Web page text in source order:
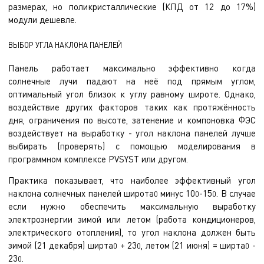
размерах, но поликристаллические (КПД от 12 до 17%)
модули дешевле.
ВЫБОР УГЛА НАКЛОНА ПАНЕЛЕЙ
Панель работает максимально эффективно когда
солнечные лучи падают на неё под прямым углом,
оптимальный угол близок к углу равному широте. Однако,
воздействие других факторов таких как протяжённость
дня, ограничения по высоте, затенение и компоновка ФЭС
воздействует на выработку - угол наклона панелей лучше
выбирать (проверять) с помощью моделирования в
программном комплексе PVSYST или другом.
Практика показывает, что наиболее эффективный угол
наклона солнечных панелей широта0 минус 100-150
. В случае
если нужно обеспечить максимальную выработку
электроэнергии зимой или летом (работа кондиционеров,
электрического отопления), то угол наклона должен быть
зимой (21 декабря) ширта0 + 230 , летом (21 июня) = ширта0 -
230